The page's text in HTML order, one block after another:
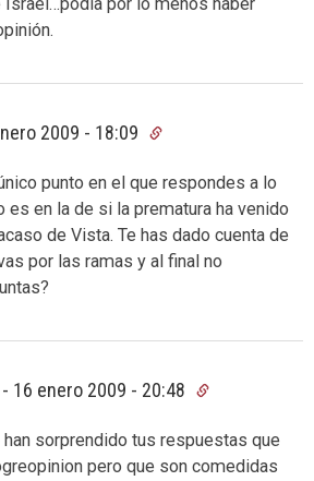
2009 - 18:09
punto en el que respondes a lo
es en la de si la prematura ha venido
de Vista. Te has dado cuenta de
por las ramas y al final no
- 16 enero 2009 - 20:48
sorprendido tus respuestas que
pero que son comedidas